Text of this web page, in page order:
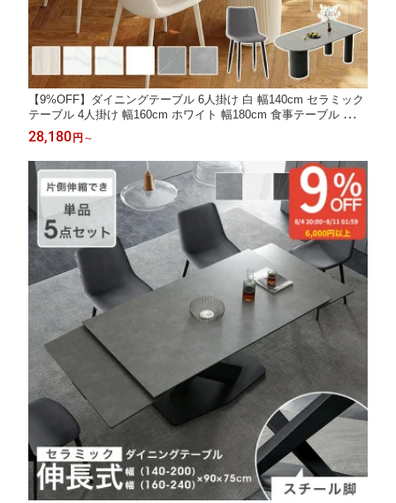
【9%OFF】ダイニングテーブル 6人掛け 白 幅140cm セラミック
テーブル 4人掛け 幅160cm ホワイト 幅180cm 食事テーブル おし
ゃれ テーブル ダイニング 北欧 幅130cm ダイニングセット ダイ
ニング単品 半円 180cm スチール モダン 高級感 かわいい 韓国イ
ンテリア
28,180 円 ～